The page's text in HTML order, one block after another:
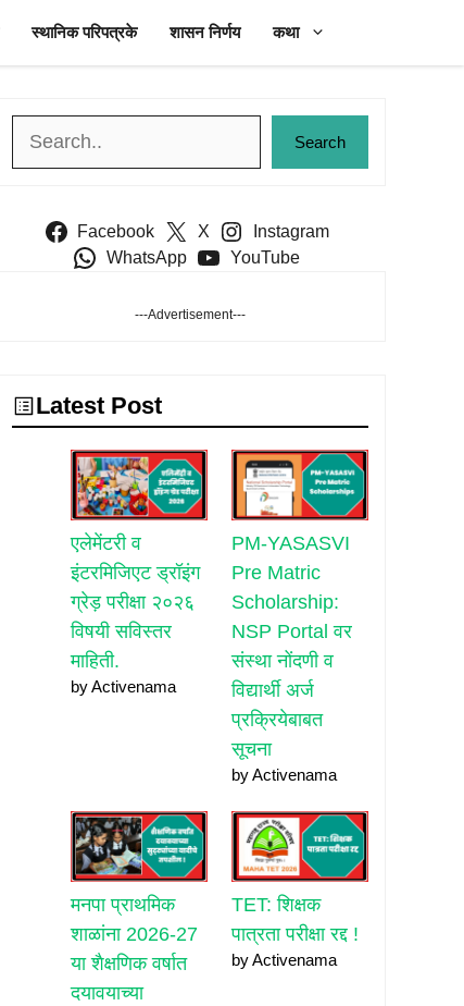
स्थानिक परिपत्रके शासन निर्णय कथा
Search
Facebook X
Instagram
WhatsApp
YouTube
---Advertisement---
Latest Post
एलेमेंटरी व
इंटरमिजिएट ड्रॉइंग
ग्रेड़ परीक्षा २०२६
विषयी सविस्तर
माहिती.
by Activenama
PM-YASASVI
Pre Matric
Scholarship:
NSP Portal वर
संस्था नोंदणी व
विद्यार्थी अर्ज
प्रक्रियेबाबत
सूचना
by Activenama
मनपा प्राथमिक
शाळांना 2026-27
या शैक्षणिक वर्षात
दयावयाच्या
TET: शिक्षक
पात्रता परीक्षा रद्द !
by Activenama